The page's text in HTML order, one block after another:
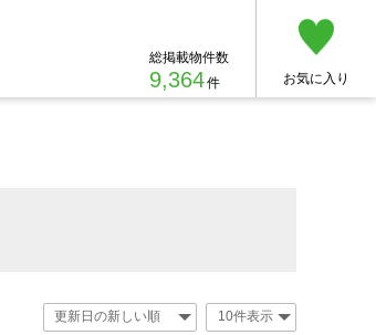
総掲載物件数
9,364件 お気に入り